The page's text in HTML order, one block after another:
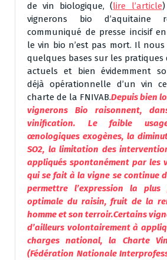
de vin biologique, (lire l’article
vignerons bio
communiqué de presse incisif
le vin bio n’est pas mort. Il nous
quelques bases sur les pratiques
actuels et bien évidemment
déjà opérationnelle d’un vin
charte de la FNIVAB.Depuis bien
vignerons Bio raisonnent,
vinification. Le faible
œnologiques exogènes, la
SO2, la limitation des
appliqués spontanément par les
qui se fait à la vigne se continue
permettre l’expression la
optimale du raisin, fruit de la
homme et son terroir.Certains
d’ailleurs volontairement à
charges national, la Charte
(Fédération Nationale